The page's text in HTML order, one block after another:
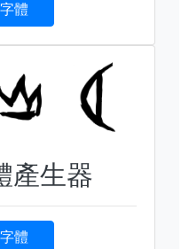
體
產生器
體